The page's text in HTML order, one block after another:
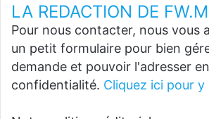
LA REDACTION DE
Pour nous contacter, nous vous
un petit formulaire pour bien
demande et pouvoir l'adresser
confidentialité. Cliquez ici pour y